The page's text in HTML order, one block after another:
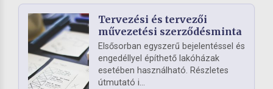
Tervezési és tervezői
művezetési szerződésminta
Elsősorban egyszerű bejelentéssel és
engedéllyel építhető lakóházak
esetében használható. Részletes
útmutató i...